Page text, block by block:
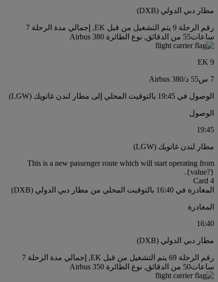
مطار دبي الدولي (DXB)
رقم الرحلة 9 يتم التشغيل من قبل EK, إجمالي مدة الرحلة 7
ساعات55 من الدقائق, نوع الطائرة Airbus 380
EK 9
7 س 55 د /
Airbus 380
الوصول في 19:45 بالتوقيت المحلي إلى مطار لندن غاتويك (LGW)
الوصول
19:45
مطار لندن غاتويك (LGW)
This is a new passenger route which will start operating from
{value?}.
Card 4
المغادرة في 16:40 بالتوقيت المحلي من مطار دبي الدولي (DXB)
المغادرة
16:40
مطار دبي الدولي (DXB)
رقم الرحلة 69 يتم التشغيل من قبل EK, إجمالي مدة الرحلة 7
ساعات50 من الدقائق, نوع الطائرة Airbus 350